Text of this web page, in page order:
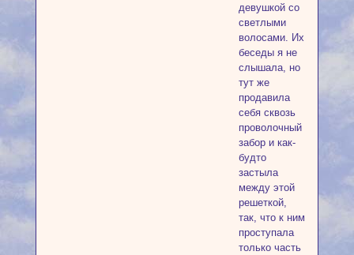
девушкой со
светлыми
волосами. Их
беседы я не
слышала, но
тут же
продавила
себя сквозь
проволочный
забор и как-
будто
застыла
между этой
решеткой,
так, что к ним
проступала
только часть